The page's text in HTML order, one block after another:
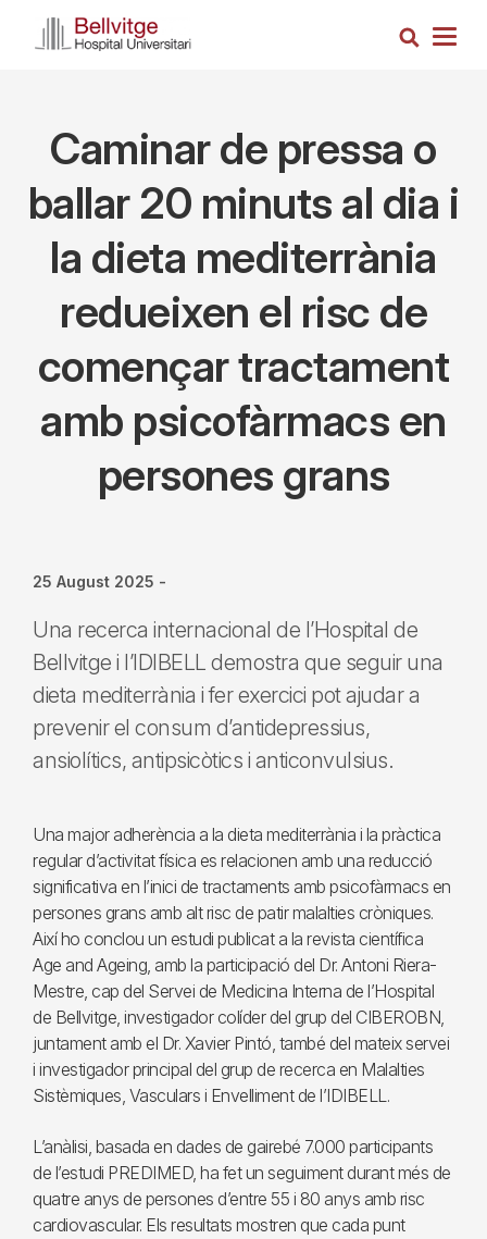
Search
Caminar de pressa o
ballar 20 minuts al dia i
la dieta mediterrània
redueixen el risc de
començar tractament
amb psicofàrmacs en
persones grans
25 August 2025 -
Una recerca internacional de l’Hospital de
Bellvitge i l’IDIBELL demostra que seguir una
dieta mediterrània i fer exercici pot ajudar a
prevenir el consum d’antidepressius,
ansiolítics, antipsicòtics i anticonvulsius.
Una major adherència a la dieta mediterrània i la pràctica
regular d’activitat física es relacionen amb una reducció
significativa en l’inici de tractaments amb psicofàrmacs en
persones grans amb alt risc de patir malalties cròniques.
Així ho conclou un estudi publicat a la revista científica
Age and Ageing, amb la participació del Dr. Antoni Riera-
Mestre, cap del Servei de Medicina Interna de l’Hospital
de Bellvitge, investigador colíder del grup del CIBEROBN,
juntament amb el Dr. Xavier Pintó, també del mateix servei
i investigador principal del grup de recerca en Malalties
Sistèmiques, Vasculars i Envelliment de l’IDIBELL.
L’anàlisi, basada en dades de gairebé 7.000 participants
de l’estudi PREDIMED, ha fet un seguiment durant més de
quatre anys de persones d’entre 55 i 80 anys amb risc
cardiovascular. Els resultats mostren que cada punt